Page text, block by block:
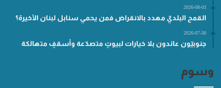
2026-08-03
القمح البلديّ مهدد بالانقراض فمن يحمي سنابل لبنان الأخيرة؟
2026-07-30
جنوبيّون عائدون بلا خيارات لبيوتٍ متصدّعة وأسقفٍ متهالكة
وسوم